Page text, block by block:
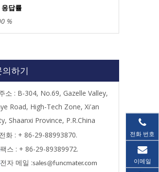
응답률
%
의하기
소 : B-304, No.69, Gazelle Valley,
Road, High-Tech Zone, Xi'an
Shaanxi Province, P.R.China
전화 : + 86-29-88993870.
팩스 : + 86-29-89389972.
전자 메일 :sales@funcmater.com
전화 번호
이메일